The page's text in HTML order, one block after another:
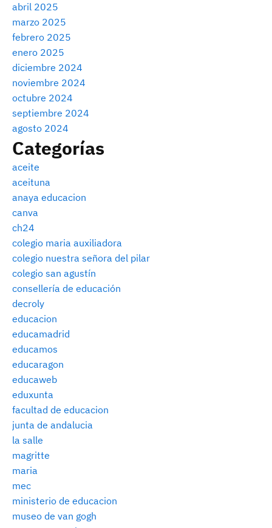
abril 2025
marzo 2025
febrero 2025
enero 2025
diciembre 2024
noviembre 2024
octubre 2024
septiembre 2024
agosto 2024
Categorías
aceite
aceituna
anaya educacion
canva
ch24
colegio maria auxiliadora
colegio nuestra señora del pilar
colegio san agustín
consellería de educación
decroly
educacion
educamadrid
educamos
educaragon
educaweb
eduxunta
facultad de educacion
junta de andalucia
la salle
magritte
maria
mec
ministerio de educacion
museo de van gogh